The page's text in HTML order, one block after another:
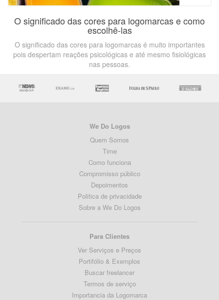
O significado das cores para logomarcas e como
escolhê-las
O significado das cores para logomarcas é muito importantes
pois despertam reações psicológicas e até mesmo fisiológicas
nas pessoas.
We Do Logos
Quem Somos
Time
Como funciona
Compromisso público
Depoimentos
Politica de privacidade
Sobre a We Do Logos
Para Clientes
Ver Serviços e Preços
Portifólio & Exemplos
Buscar freelancer
Termos de serviço
Importancia da Logomarca